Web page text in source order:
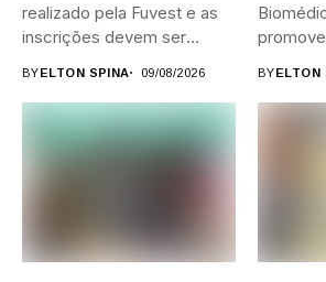
realizado pela Fuvest e as
inscrições devem ser
BYELTON SPINA 09/08/2026 BYELTON